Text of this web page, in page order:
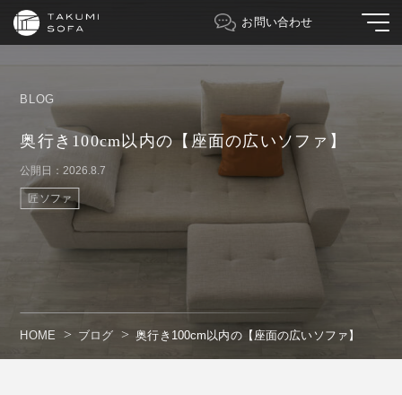
お問い合わせ
BLOG
奥行き100cm以内の【座面の広いソファ】
公開日：2026.8.7
匠ソファ
HOME ブログ 奥行き100cm以内の【座面の広いソファ】